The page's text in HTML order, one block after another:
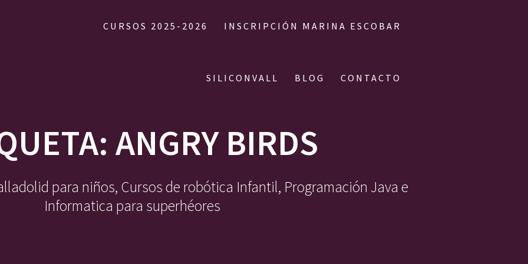
CURSOS 2025-2026 INSCRIPCIÓN MARINA ESCOBAR
SILICONVALL BLOG CONTACTO
ANGRY BIRDS
para niños, Cursos de robótica Infantil, Programación Java e
Informatica para superhéores